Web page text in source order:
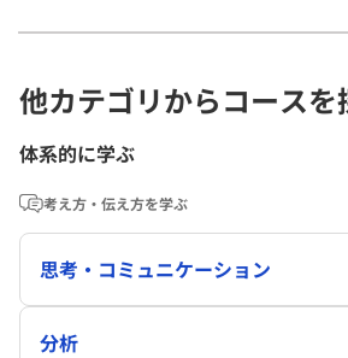
他カテゴリからコースを
体系的に学ぶ
考え方・伝え方を学ぶ
思考・コミュニケーション
分析